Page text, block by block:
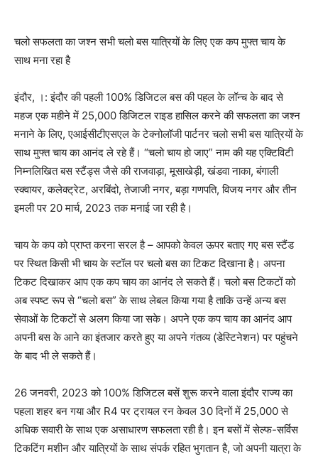
चलो सफलता का जश्न सभी चलो बस यात्रियों के लिए एक कप मुफ्त चाय के
साथ मना रहा है
इंदौर, ।: इंदौर की पहली 100% डिजिटल बस की पहल के लॉन्च के बाद से
महज एक महीने में 25,000 डिजिटल राइड हासिल करने की सफलता का जश्न
मनाने के लिए, एआईसीटीएसएल के टेक्नोलॉजी पार्टनर चलो सभी बस यात्रियों के
साथ मुफ्त चाय का आनंद ले रहे हैं। “चलो चाय हो जाए” नाम की यह एक्टिविटी
निम्नलिखित बस स्टैंड्स जैसे की राजवाड़ा, मूसाखेड़ी, खंडवा नाका, बंगाली
स्क्वायर, कलेक्ट्रेट, अरबिंदो, तेजाजी नगर, बड़ा गणपति, विजय नगर और तीन
इमली पर 20 मार्च, 2023 तक मनाई जा रही है।
चाय के कप को प्राप्त करना सरल है – आपको केवल ऊपर बताए गए बस स्टैंड
पर स्थित किसी भी चाय के स्टॉल पर चलो बस का टिकट दिखाना है। अपना
टिकट दिखाकर आप एक कप चाय का आनंद ले सकते हैं। चलो बस टिकटों को
अब स्पष्ट रूप से “चलो बस” के साथ लेबल किया गया है ताकि उन्हें अन्य बस
सेवाओं के टिकटों से अलग किया जा सके। अपने एक कप चाय का आनंद आप
अपनी बस के आने का इंतजार करते हुए या अपने गंतव्य (डेस्टिनेशन) पर पहुंचने
के बाद भी ले सकते हैं।
26 जनवरी, 2023 को 100% डिजिटल बसें शुरू करने वाला इंदौर राज्य का
पहला शहर बन गया और R4 पर ट्रायल रन केवल 30 दिनों में 25,000 से
अधिक सवारी के साथ एक असाधारण सफलता रही है। इन बसों में सेल्फ-सर्विस
टिकटिंग मशीन और यात्रियों के साथ संपर्क रहित भुगतान है, जो अपनी यात्रा के